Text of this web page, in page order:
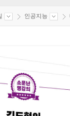
인공지능